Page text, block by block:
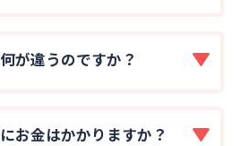
が違うのですか？
お金はかかりますか？